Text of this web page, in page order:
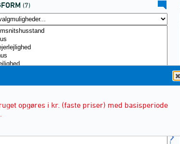
(7)
opgøres i kr. (faste priser) med basisperiode